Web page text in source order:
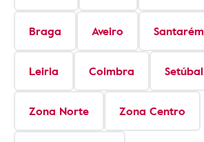
Braga Aveiro Santarém
Leiria Coimbra Setúbal
Zona Norte Zona Centro